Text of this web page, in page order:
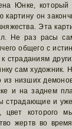
Юнке,
он
Эта
Не раз расы
общего с
страданиям
сам
из низших
и на заднем
страдающие и
которого
жертв во